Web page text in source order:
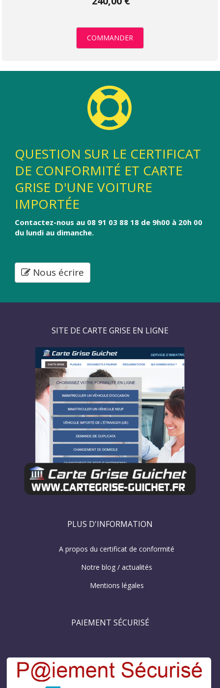
COMMANDER
QUESTION SUR LE CERTIFICAT
DE CONFORMITÉ ET CARTE
GRISE D'UNE VOITURE
IMPORTÉE
Contactez-nous au 08 91 03 88 18 de 9h00 à 20h 00
du lundi au dimanche.
Nous écrire
SITE DE CARTE GRISE EN LIGNE
PLUS D'INFORMATION
A propos du certificat de conformité
Notre blog / actualités
Mentions légales
PAIEMENT SÉCURISÉ